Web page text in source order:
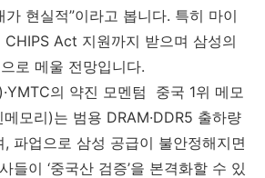
현실적”이라고 봅니다. 특히 마이
Act 지원까지 받으며 삼성의
로 메울 전망입니다.
의 약진 모멘텀 중국 1위 메모
모리)는 범용 DRAM·DDR5 출하량
파업으로 삼성 공급이 불안정해지면
들이 ‘중국산 검증’을 본격화할 수 있